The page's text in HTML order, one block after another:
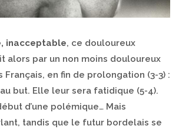
inacceptable, ce douloureux
alors par un non moins douloureux
en fin de prolongation (3-3) :
but. Elle leur sera fatidique (5-4).
d’une polémique… Mais
tandis que le futur bordelais se